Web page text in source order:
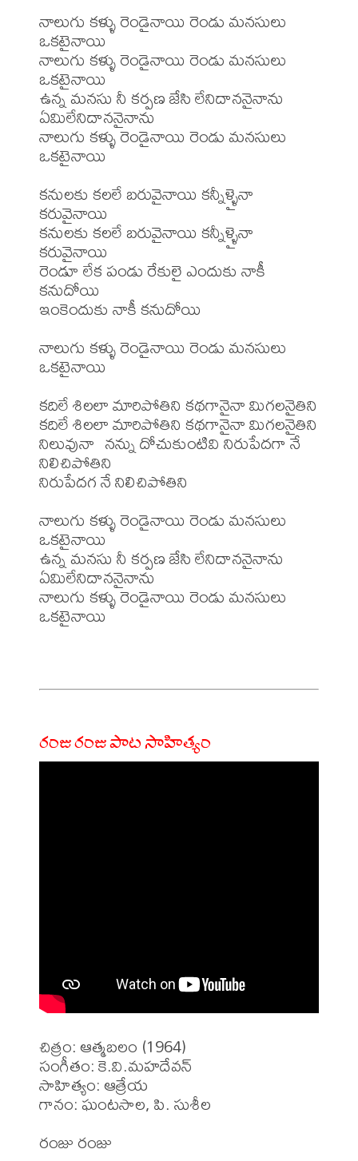
నాలుగు కళ్ళు రెండైనాయి రెండు మనసులు
ఒకటైనాయి
నాలుగు కళ్ళు రెండైనాయి రెండు మనసులు
ఒకటైనాయి
ఉన్న మనసు నీ కర్పణ జేసి లేనిదాననైనాను
ఏమిలేనిదాననైనాను
నాలుగు కళ్ళు రెండైనాయి రెండు మనసులు
ఒకటైనాయి
కనులకు కలలే బరువైనాయి కన్నీళ్ళైనా
కరువైనాయి
కనులకు కలలే బరువైనాయి కన్నీళ్ళైనా
కరువైనాయి
రెండూ లేక పండు రేకులై ఎందుకు నాకీ
కనుదోయి
ఇంకెందుకు నాకీ కనుదోయి
నాలుగు కళ్ళు రెండైనాయి రెండు మనసులు
ఒకటైనాయి
కదిలే శిలలా మారిపోతిని కథగానైనా మిగలనైతిని
కదిలే శిలలా మారిపోతిని కథగానైనా మిగలనైతిని
నిలువునా  నన్ను దోచుకుంటివి నిరుపేదగా నే
నిలిచిపోతిని
నిరుపేదగ నే నిలిచిపోతిని
నాలుగు కళ్ళు రెండైనాయి రెండు మనసులు
ఒకటైనాయి
ఉన్న మనసు నీ కర్పణ జేసి లేనిదాననైనాను
ఏమిలేనిదాననైనాను
నాలుగు కళ్ళు రెండైనాయి రెండు మనసులు
ఒకటైనాయి
రంజు రంజు పాట సాహిత్యం
చిత్రం: ఆత్మబలం (1964)
సంగీతం: కె.వి.మహదేవన్
సాహిత్యం: ఆత్రేయ
గానం: ఘంటసాల, పి. సుశీల
రంజు రంజు